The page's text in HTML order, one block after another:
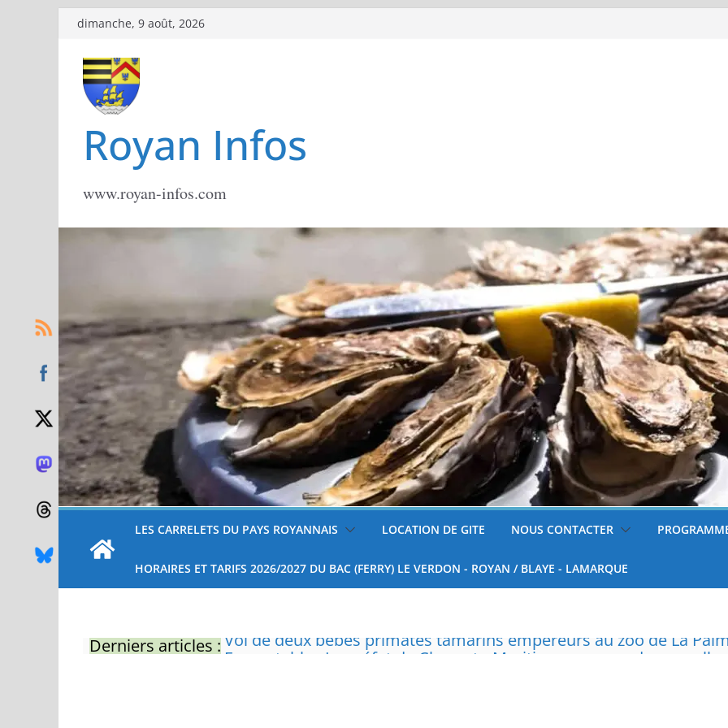
Passer
contenu
dimanche, 9 août, 2026
Royan Infos
www.royan-infos.com
LES CARRELETS DU PAYS ROYANNAIS LOCATION DE GITE NOUS CONTACTER
HORAIRES ET TARIFS 2026/2027 DU BAC (FERRY) LE VERDON - ROYAN / BLAYE - LAMARQUE
Derniers articles : Eau potable : Le préfet de Charente-Maritime annonce de nouvelles